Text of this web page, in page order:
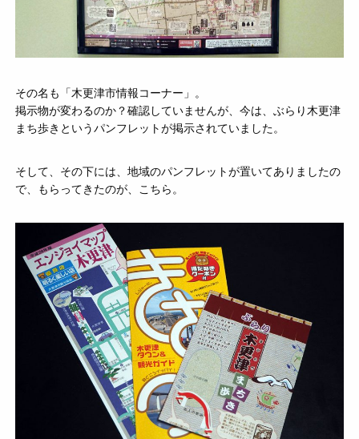
その名も「木更津市情報コーナー」。
掲示物が変わるのか？確認していませんが、今は、ぶらり木更津
まち歩きというパンフレットが掲示されていました。
そして、その下には、地域のパンフレットが置いてありましたの
で、もらってきたのが、こちら。